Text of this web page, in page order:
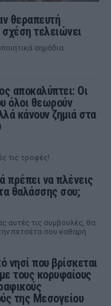
θεραπευτή
σχέση τελειώνει
σημάδια
αποκαλύπτει: Οι
όλοι θεωρούν
κάνουν ζημιά στα
τις τροφές!
πρέπει να πλένεις
θαλάσσης σου;
αυτές τις συμβουλές, θα
πετσέτα σου καθαρή
νησί που βρίσκεται
τους κορυφαίους
της Μεσογείου